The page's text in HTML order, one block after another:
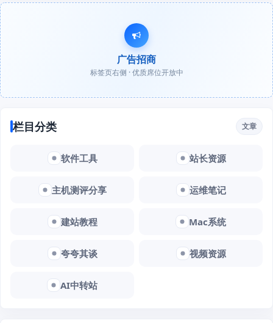
广告招商
标签页右侧 · 优质席位开放中
栏目分类 文章
软件工具 站长资源
主机测评分享 运维笔记
建站教程 Mac系统
夸夸其谈 视频资源
AI中转站